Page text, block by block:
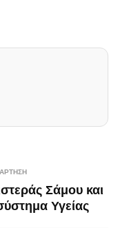
Σάμου και
Υγείας